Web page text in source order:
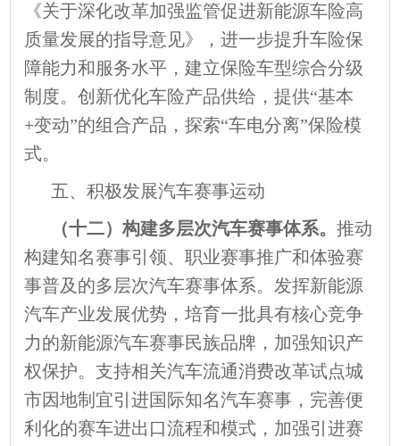
《关于深化改革加强监管促进新能源车险高
质量发展的指导意见》，进一步提升车险保
障能力和服务水平，建立保险车型综合分级
制度。创新优化车险产品供给，提供“基本
+变动”的组合产品，探索“车电分离”保险模
式。
五、积极发展汽车赛事运动
（十二）构建多层次汽车赛事体系。推动
构建知名赛事引领、职业赛事推广和体验赛
事普及的多层次汽车赛事体系。发挥新能源
汽车产业发展优势，培育一批具有核心竞争
力的新能源汽车赛事民族品牌，加强知识产
权保护。支持相关汽车流通消费改革试点城
市因地制宜引进国际知名汽车赛事，完善便
利化的赛车进出口流程和模式，加强引进赛